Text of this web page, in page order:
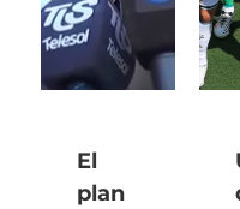
El
plan